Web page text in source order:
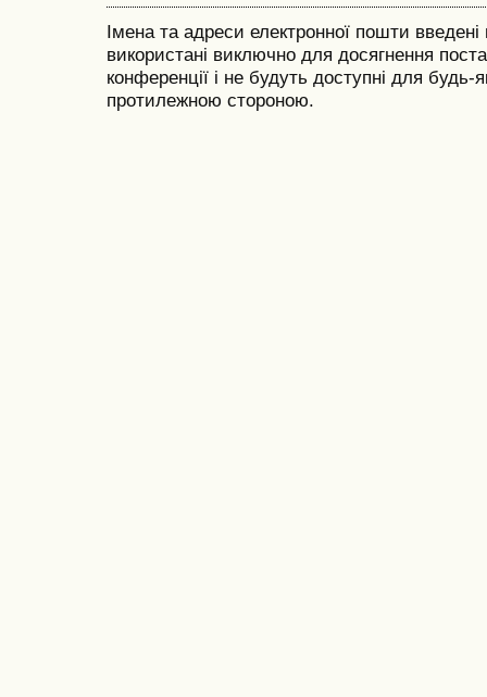
Імена та адреси електронної пошти введені
використані виключно для досягнення
конференції і не будуть доступні для
протилежною стороною.